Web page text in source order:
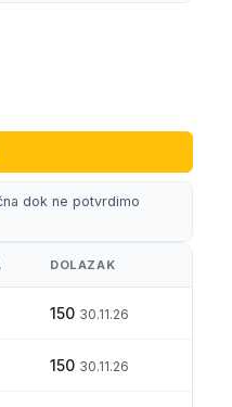
dok ne potvrdimo
DOLAZAK
150 30.11.26
150 30.11.26